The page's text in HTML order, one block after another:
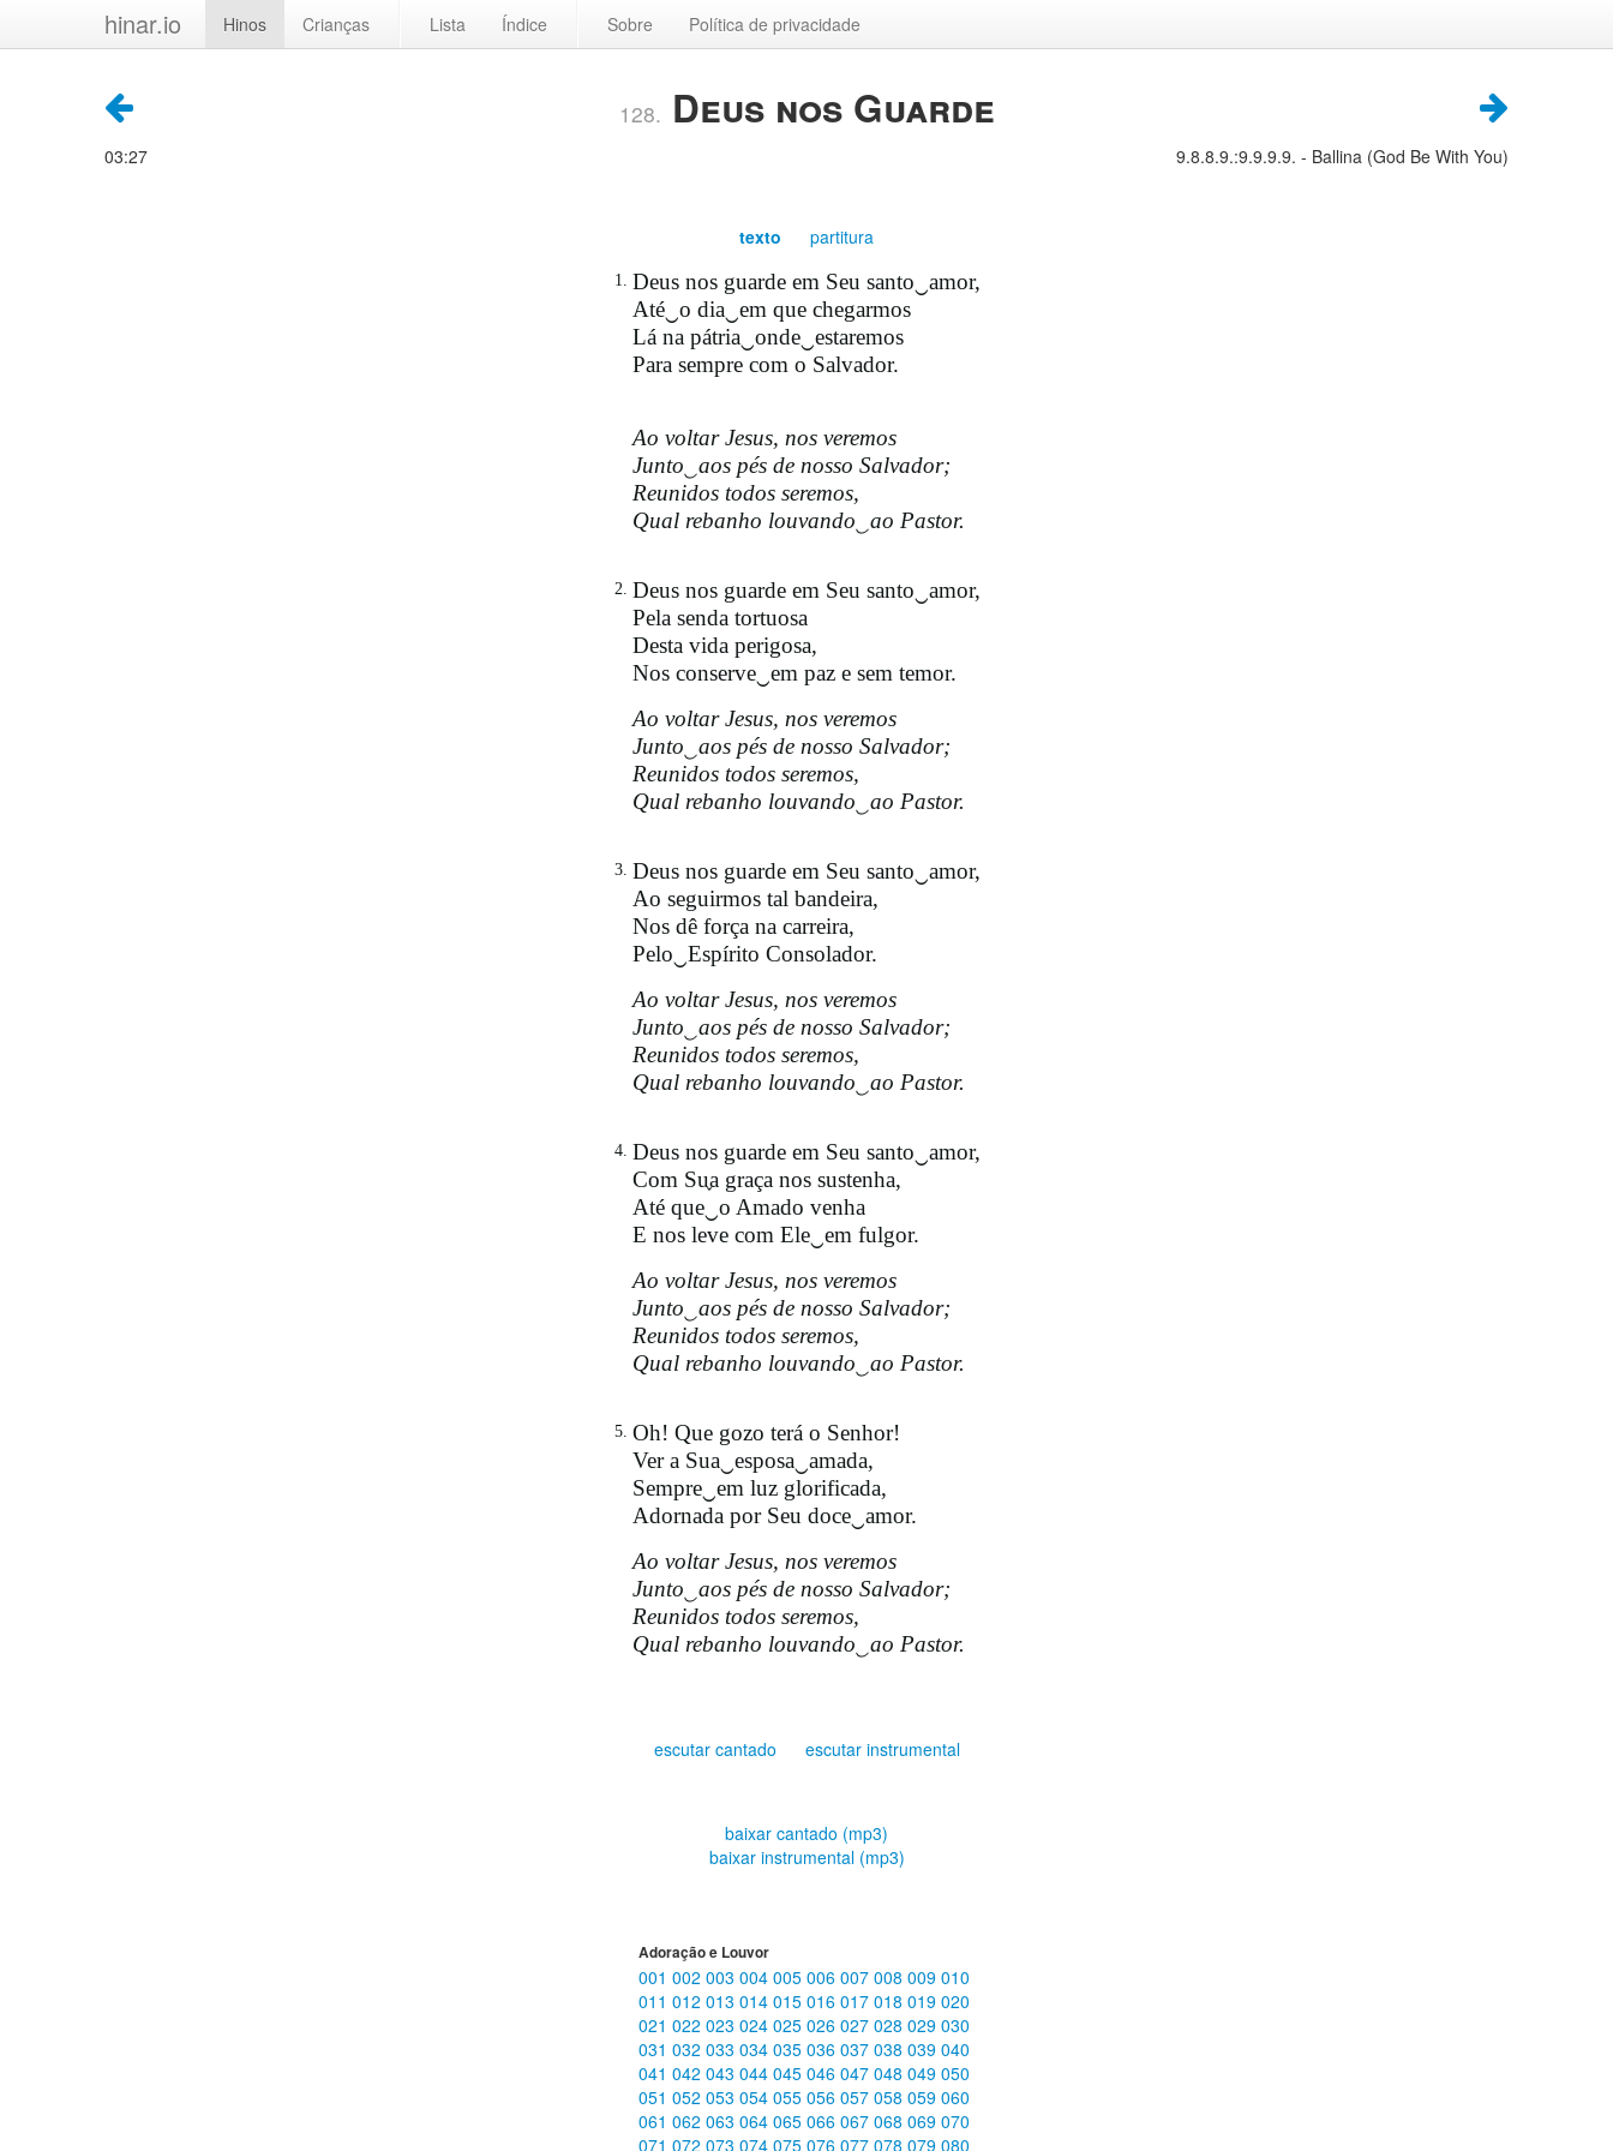
hinar.io Hinos Crianças Lista Índice Sobre Política de privacidade
128. Deus nos Guarde
03:27 9.8.8.9.:9.9.9.9. - Ballina (God Be With You)
texto partitura
1.
Deus nos guarde em Seu santo‿amor,
Até‿o dia‿em que chegarmos
Lá na pátria‿onde‿estaremos
Para sempre com o Salvador.
Ao voltar Jesus, nos veremos
Junto‿aos pés de nosso Salvador;
Reunidos todos seremos,
Qual rebanho louvando‿ao Pastor.
2. Deus nos guarde em Seu santo‿amor,
Pela senda tortuosa
Desta vida perigosa,
Nos conserve‿em paz e sem temor.
Ao voltar Jesus, nos veremos
Junto‿aos pés de nosso Salvador;
Reunidos todos seremos,
Qual rebanho louvando‿ao Pastor.
3. Deus nos guarde em Seu santo‿amor,
Ao seguirmos tal bandeira,
Nos dê força na carreira,
Pelo‿Espírito Consolador.
Ao voltar Jesus, nos veremos
Junto‿aos pés de nosso Salvador;
Reunidos todos seremos,
Qual rebanho louvando‿ao Pastor.
4. Deus nos guarde em Seu santo‿amor,
Com Su֪a graça nos sustenha,
Até que‿o Amado venha
E nos leve com Ele‿em fulgor.
Ao voltar Jesus, nos veremos
Junto‿aos pés de nosso Salvador;
Reunidos todos seremos,
Qual rebanho louvando‿ao Pastor.
5. Oh! Que gozo terá o Senhor!
Ver a Sua‿esposa‿amada,
Sempre‿em luz glorificada,
Adornada por Seu doce‿amor.
Ao voltar Jesus, nos veremos
Junto‿aos pés de nosso Salvador;
Reunidos todos seremos,
Qual rebanho louvando‿ao Pastor.
escutar cantado escutar instrumental
baixar cantado (mp3)
baixar instrumental (mp3)
Adoração e Louvor
001 002 003 004 005 006 007 008 009 010
011 012 013 014 015 016 017 018 019 020
021 022 023 024 025 026 027 028 029 030
031 032 033 034 035 036 037 038 039 040
041 042 043 044 045 046 047 048 049 050
051 052 053 054 055 056 057 058 059 060
061 062 063 064 065 066 067 068 069 070
071 072 073 074 075 076 077 078 079 080